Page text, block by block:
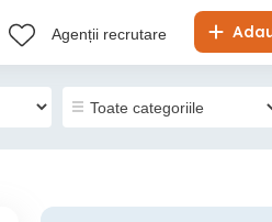
Agenții recrutare